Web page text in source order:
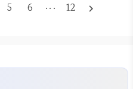
보비하인드 허
재 계획 없음)공
5 6 ··· 12 navigate_next